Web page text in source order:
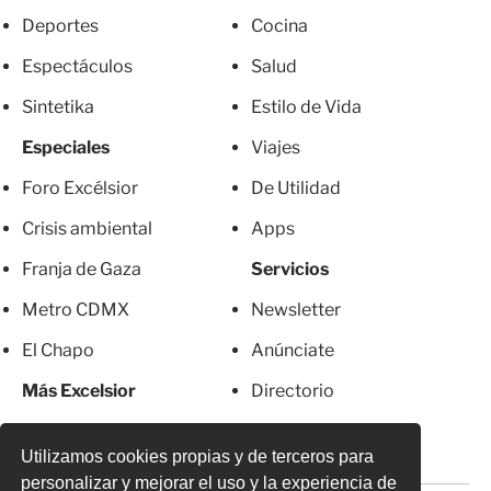
Utilizamos cookies propias y de terceros para
personalizar y mejorar el uso y la experiencia de
Deportes
Espectáculos
Sintetika
Especiales
Foro Excélsior
Crisis ambiental
Franja de Gaza
Metro CDMX
El Chapo
Más Excelsior
Cocina
Salud
Estilo de Vida
Viajes
De Utilidad
Apps
Servicios
Newsletter
Anúnciate
Directorio